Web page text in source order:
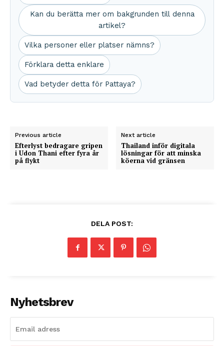
Kan du berätta mer om bakgrunden till denna
artikel?
Vilka personer eller platser nämns?
Förklara detta enklare
Vad betyder detta för Pattaya?
Previous article
Efterlyst bedragare gripen
i Udon Thani efter fyra år
på flykt
Next article
Thailand inför digitala
lösningar för att minska
köerna vid gränsen
DELA POST:
Nyhetsbrev